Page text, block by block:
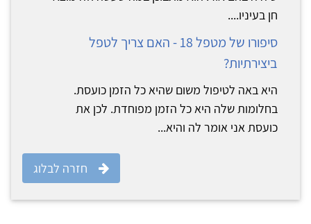
חן בעיניו....
סיפורו של מטפל 18 - האם צריך לטפל
ביצירתיות?
היא באה לטיפול משום שהיא כל הזמן כועסת.
בחלומות שלה היא כל הזמן מפוחדת. לכן את
כועסת אני אומר לה והיא...
חזרה לבלוג